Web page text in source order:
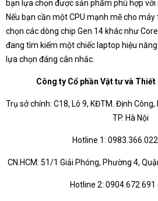
bạn lựa chọn được sản phẩm phù hợp với
Nếu bạn cần một CPU mạnh mẽ cho
chọn các dòng chip Gen 14 khác như
đang tìm kiếm một chiếc laptop hiệu
lựa chọn đáng cân nhắc.
Công ty Cổ phần Vật tư và Thiết
Trụ sở chính: C18, Lô 9, KĐTM. Định Công,
TP. Hà Nội
Hotline 1:
CN.HCM: 51/1 Giải Phóng, Phường 4,
Hotline 2: 0904.672.691